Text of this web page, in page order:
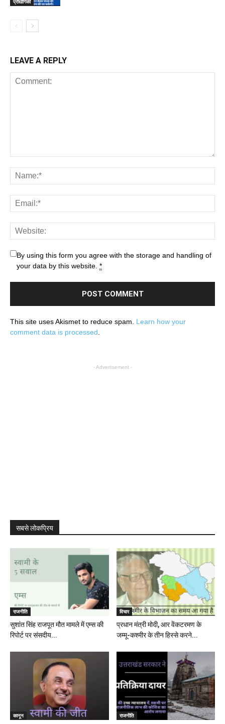
प्रौद्योगिकी
LEAVE A REPLY
By using this form you agree with the storage and handling of
your data by this website. *
This site uses Akismet to reduce spam. Learn how your
comment data is processed
- Advertisement -
सबसे लोकप्रिय
राजनीति
सुशांत सिंह राजपूत मौत मामले में एम्स की
रिपोर्ट पर संसदीय...
विचार
प्रधान मंत्री मोदी, आर वेंकटरमण के
जम्मू-कश्मीर के तीन हिस्से करने...
कानून राजनीति